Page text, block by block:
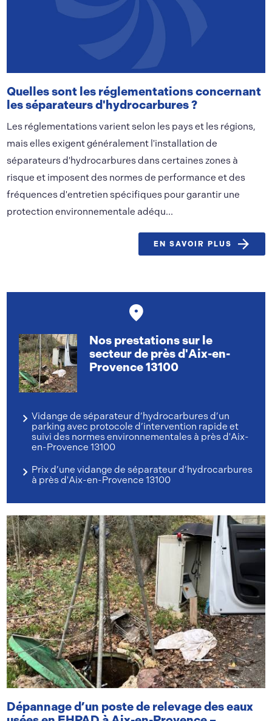
Quelles sont les réglementations concernant
les séparateurs d'hydrocarbures ?
Les réglementations varient selon les pays et les régions,
mais elles exigent généralement l'installation de
séparateurs d'hydrocarbures dans certaines zones à
risque et imposent des normes de performance et des
fréquences d'entretien spécifiques pour garantir une
protection environnementale adéqu...
EN SAVOIR PLUS
Nos prestations sur le
secteur de près d'Aix-en-
Provence 13100
Vidange de séparateur d’hydrocarbures d’un
parking avec protocole d’intervention rapide et
suivi des normes environnementales à près d'Aix-
en-Provence 13100
Prix d’une vidange de séparateur d’hydrocarbures
à près d'Aix-en-Provence 13100
Dépannage d’un poste de relevage des eaux